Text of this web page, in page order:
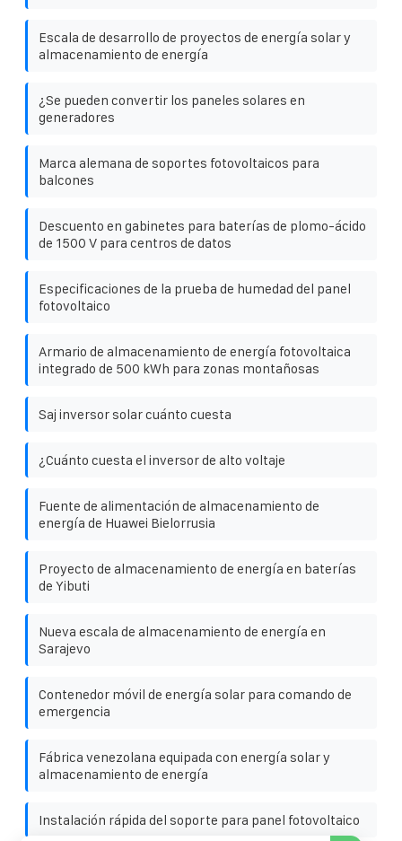
Escala de desarrollo de proyectos de energía solar y
almacenamiento de energía
¿Se pueden convertir los paneles solares en
generadores
Marca alemana de soportes fotovoltaicos para
balcones
Descuento en gabinetes para baterías de plomo-ácido
de 1500 V para centros de datos
Especificaciones de la prueba de humedad del panel
fotovoltaico
Armario de almacenamiento de energía fotovoltaica
integrado de 500 kWh para zonas montañosas
Saj inversor solar cuánto cuesta
¿Cuánto cuesta el inversor de alto voltaje
Fuente de alimentación de almacenamiento de
energía de Huawei Bielorrusia
Proyecto de almacenamiento de energía en baterías
de Yibuti
Nueva escala de almacenamiento de energía en
Sarajevo
Contenedor móvil de energía solar para comando de
emergencia
Fábrica venezolana equipada con energía solar y
almacenamiento de energía
Instalación rápida del soporte para panel fotovoltaico